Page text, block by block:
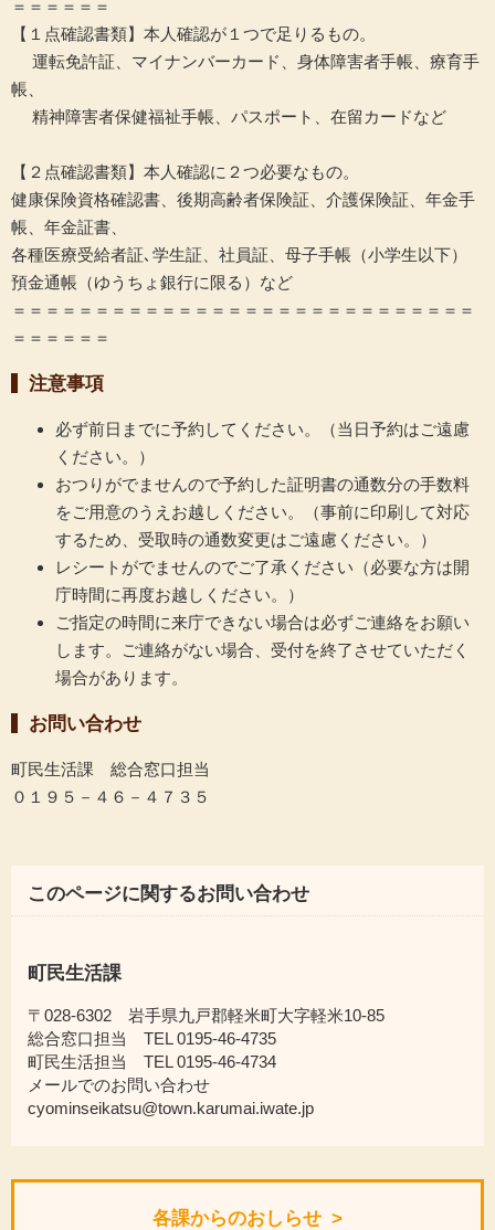
＝＝＝＝＝＝
【１点確認書類】本人確認が１つで足りるもの。
運転免許証、マイナンバーカード、身体障害者手帳、療育手
帳、
精神障害者保健福祉手帳、パスポート、在留カードなど
【２点確認書類】本人確認に２つ必要なもの。
健康保険資格確認書、後期高齢者保険証、介護保険証、年金手
帳、年金証書、
各種医療受給者証､学生証、社員証、母子手帳（小学生以下）
預金通帳（ゆうちょ銀行に限る）など
＝＝＝＝＝＝＝＝＝＝＝＝＝＝＝＝＝＝＝＝＝＝＝＝＝＝＝＝
＝＝＝＝＝＝
注意事項
必ず前日までに予約してください。（当日予約はご遠慮
ください。）
おつりがでませんので予約した証明書の通数分の手数料
をご用意のうえお越しください。（事前に印刷して対応
するため、受取時の通数変更はご遠慮ください。）
レシートがでませんのでご了承ください（必要な方は開
庁時間に再度お越しください。）
ご指定の時間に来庁できない場合は必ずご連絡をお願い
します。ご連絡がない場合、受付を終了させていただく
場合があります。
お問い合わせ
町民生活課 総合窓口担当
０１９５－４６－４７３５
このページに関するお問い合わせ
町民生活課
〒028-6302 岩手県九戸郡軽米町大字軽米10-85
総合窓口担当 TEL 0195-46-4735
町民生活担当 TEL 0195-46-4734
メールでのお問い合わせ
cyominseikatsu@town.karumai.iwate.jp
各課からのおしらせ